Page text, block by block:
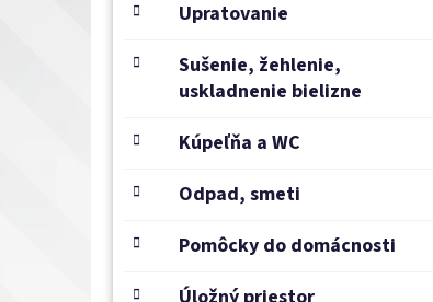
Upratovanie
Sušenie, žehlenie,
uskladnenie bielizne
Kúpeľňa a WC
Odpad, smeti
Pomôcky do domácnosti